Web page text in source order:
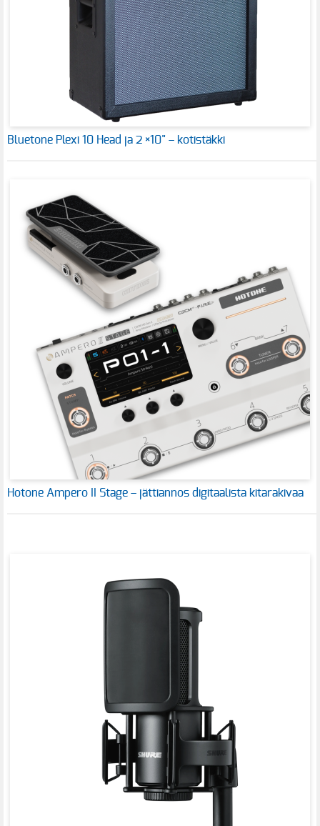
Bluetone Plexi 10 Head ja 2 ×10" – kotistäkki
Hotone Ampero II Stage – jättiannos digitaalista kitarakivaa